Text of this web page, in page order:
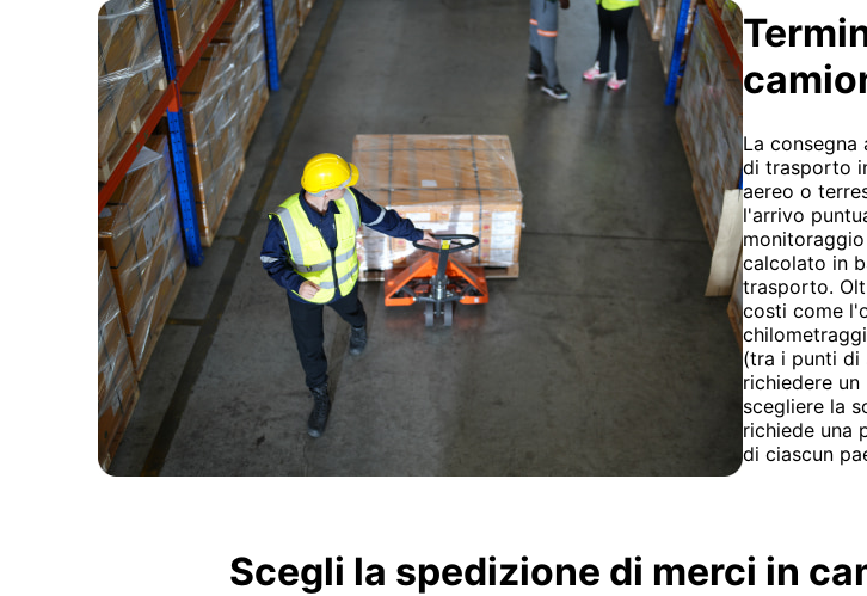
La
di trasporto
aereo o
l'arrivo
calcolato in
trasporto.
costi come
(tra i punti di
richiedere
scegliere la
richiede una
di ciascun
Scegli la spedizione di merci in